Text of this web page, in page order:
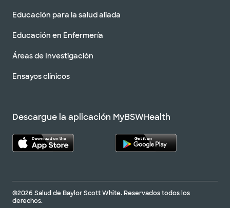
Educación para la salud aliada
Educación en Enfermería
Áreas de Investigación
Ensayos clínicos
Descargue la aplicación MyBSWHealth
©2026 Salud de Baylor Scott White. Reservados todos los
derechos.